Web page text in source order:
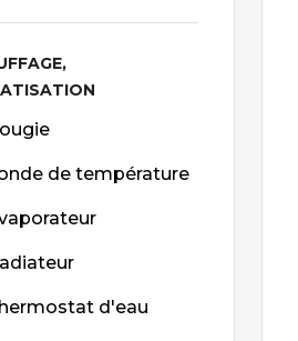
de température
d'eau